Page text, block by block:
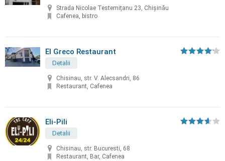
Strada Nicolae Testemițanu 23, Chișinău
Cafenea, bistro
El Greco Restaurant
Detalii
Chisinau, str. V. Alecsandri, 86
Restaurant, Cafenea
Eli-Pili
Detalii
Chisinau, str. Bucuresti, 68
Restaurant, Bar, Cafenea